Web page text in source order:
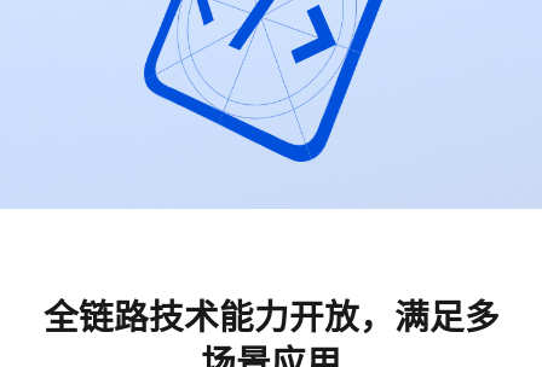
全链路技术能力开放，满足多